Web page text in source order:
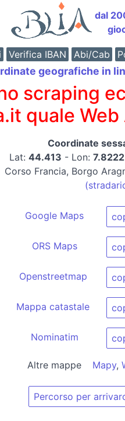
dal
Verifica IBAN Abi/Cab
geografiche in
scraping
quale
Coordinate
Lat: 44.413 - Lon: 7.8222
Corso Francia, Borgo
Google Maps
ORS Maps
Openstreetmap
Mappa catastale
Nominatim
Altre mappe Mapy,
Percorso per